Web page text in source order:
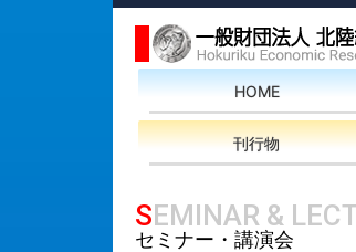
HOME
刊行物
SEMINAR &
セミナー・講演会